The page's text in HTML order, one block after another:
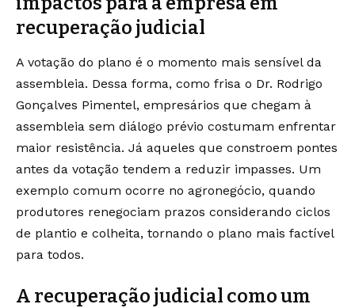
recuperação judicial
A votação do plano é o momento mais sensível da
assembleia. Dessa forma, como frisa o Dr. Rodrigo
Gonçalves Pimentel, empresários que chegam à
assembleia sem diálogo prévio costumam enfrentar
maior resistência. Já aqueles que constroem pontes
antes da votação tendem a reduzir impasses. Um
exemplo comum ocorre no agronegócio, quando
produtores renegociam prazos considerando ciclos
de plantio e colheita, tornando o plano mais factível
para todos.
A recuperação judicial como um